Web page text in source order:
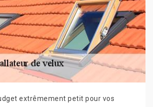
extrêmement petit pour vos